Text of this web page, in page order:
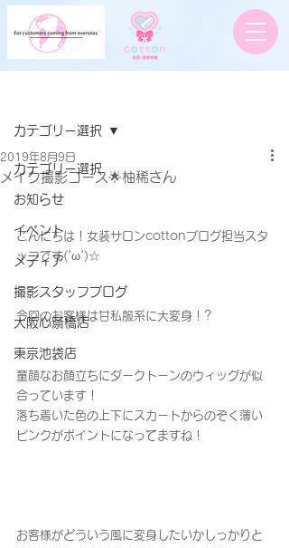
カテゴリー選択
お知らせ
イベント
メディア
撮影スタッフブログ
大阪心斎橋店
東京池袋店
カテゴリー選択
メイク撮影コース🌟柚稀さん
2019年8月9日
こんにちは！女装サロンcottonブログ担当スタ
ッフです('ω')☆
今回のお客様は甘私服系に大変身！?
童顔なお顔立ちにダークトーンのウィッグが似
合っています！
落ち着いた色の上下にスカートからのぞく薄い
ピンクがポイントになってますね！
お客様がどういう風に変身したいかしっかりと